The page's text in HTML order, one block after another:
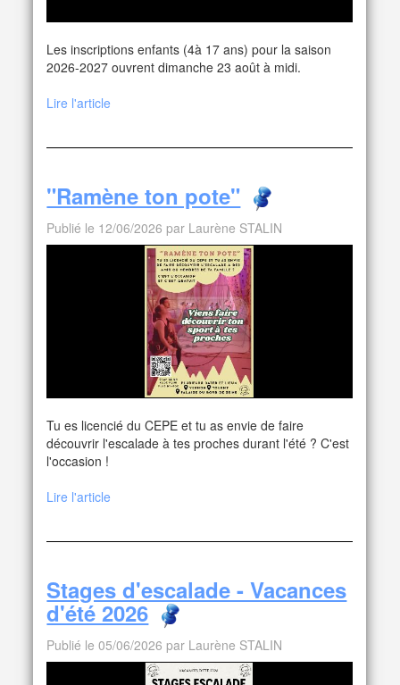
Les inscriptions enfants (4à 17 ans) pour la saison
2026-2027 ouvrent dimanche 23 août à midi.
Lire l'article
"Ramène ton pote"
Publié le 12/06/2026 par Laurène STALIN
Tu es licencié du CEPE et tu as envie de faire
découvrir l'escalade à tes proches durant l'été ? C'est
l'occasion !
Lire l'article
Stages d'escalade - Vacances
d'été 2026
Publié le 05/06/2026 par Laurène STALIN